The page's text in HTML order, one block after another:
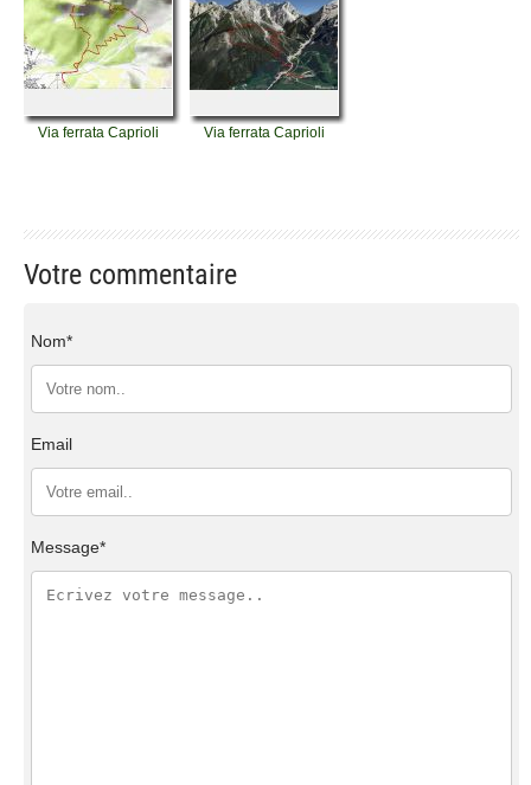
Via ferrata Caprioli Via ferrata Caprioli
Votre commentaire
Nom*
Email
Message*